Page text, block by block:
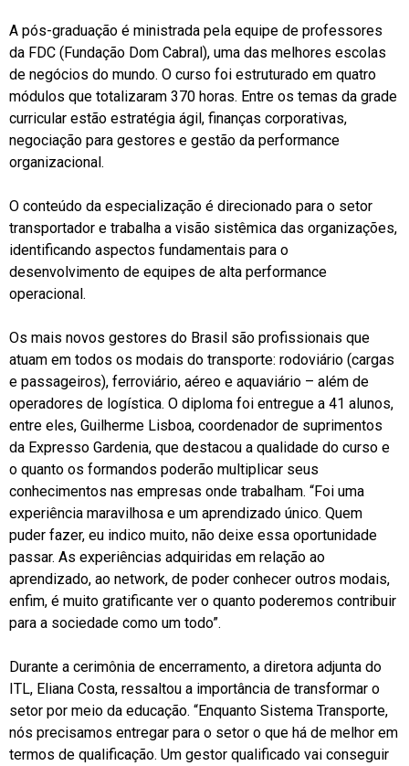
A pós-graduação é ministrada pela equipe de professores
da FDC (Fundação Dom Cabral), uma das melhores escolas
de negócios do mundo. O curso foi estruturado em quatro
módulos que totalizaram 370 horas. Entre os temas da grade
curricular estão estratégia ágil, finanças corporativas,
negociação para gestores e gestão da performance
organizacional.
O conteúdo da especialização é direcionado para o setor
transportador e trabalha a visão sistêmica das organizações,
identificando aspectos fundamentais para o
desenvolvimento de equipes de alta performance
operacional.
Os mais novos gestores do Brasil são profissionais que
atuam em todos os modais do transporte: rodoviário (cargas
e passageiros), ferroviário, aéreo e aquaviário – além de
operadores de logística. O diploma foi entregue a 41 alunos,
entre eles, Guilherme Lisboa, coordenador de suprimentos
da Expresso Gardenia, que destacou a qualidade do curso e
o quanto os formandos poderão multiplicar seus
conhecimentos nas empresas onde trabalham. “Foi uma
experiência maravilhosa e um aprendizado único. Quem
puder fazer, eu indico muito, não deixe essa oportunidade
passar. As experiências adquiridas em relação ao
aprendizado, ao network, de poder conhecer outros modais,
enfim, é muito gratificante ver o quanto poderemos contribuir
para a sociedade como um todo”.
Durante a cerimônia de encerramento, a diretora adjunta do
ITL, Eliana Costa, ressaltou a importância de transformar o
setor por meio da educação. “Enquanto Sistema Transporte,
nós precisamos entregar para o setor o que há de melhor em
termos de qualificação. Um gestor qualificado vai conseguir